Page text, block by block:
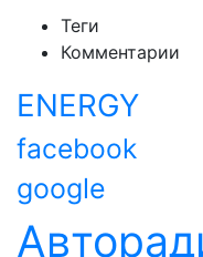
Теги
Комментарии
ENERGY
facebook
google